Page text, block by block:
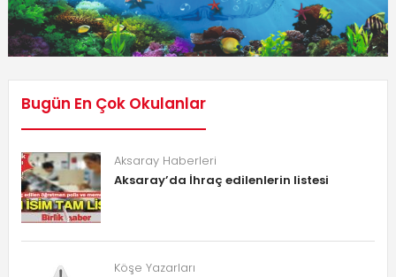
Bugün En Çok Okulanlar
Aksaray Haberleri
Aksaray’da İhraç edilenlerin listesi
Köşe Yazarları